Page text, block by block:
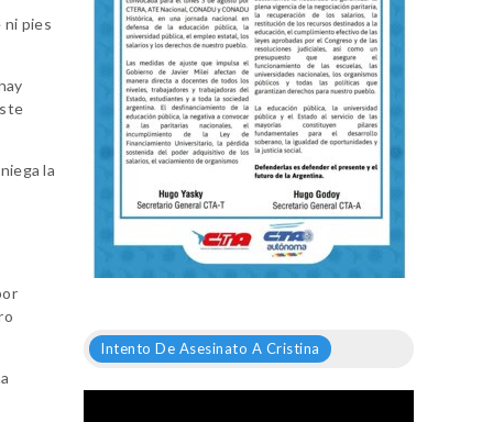
ni pies
la
Intento De Asesinato A Cristina